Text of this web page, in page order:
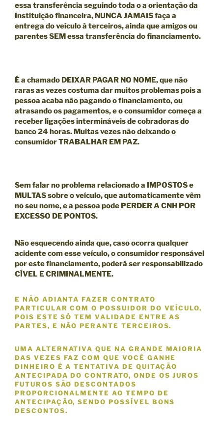
essa transferência seguindo toda o a orientação da
Instituição financeira, NUNCA JAMAIS faça a
entrega do veículo à terceiros, ainda que amigos ou
parentes SEM essa transferência do financiamento.
É a chamado DEIXAR PAGAR NO NOME,que não
raras as vezes costuma dar muitos problemas pois a
pessoa acaba não pagando o financiamento, ou
atrasando os pagamentos, e o consumidor começa a
receber ligações intermináveis de cobradoras do
banco 24 horas. Muitas vezes não deixando o
consumidor TRABALHAR EM PAZ.
Sem falar no problema relacionado a IMPOSTOS e
MULTAS sobre o veículo, que automaticamente vêm
no seu nome, e a pessoa pode PERDER A CNH POR
EXCESSO DE PONTOS.
Não esquecendo ainda que, caso ocorra qualquer
acidente com esse veículo, o consumidor responsável
por este financiamento, poderá ser responsabilizado
CÍVEL E CRIMINALMENTE.
E NÃO ADIANTA FAZER CONTRATO
PARTICULAR COM O POSSUIDOR DO VEÍCULO,
POIS ESTE SÓ TEM VALIDADE ENTRE AS
PARTES, E NÃO PERANTE TERCEIROS.
UMA ALTERNATIVA QUE NA GRANDE MAIORIA
DAS VEZES FAZ COM QUE VOCÊ GANHE
DINHEIRO É A TENTATIVA DE QUITAÇÃO
ANTECIPADA DO CONTRATO, ONDE OS JUROS
FUTUROS SÃO DESCONTADOS
PROPORCIONALMENTE AO TEMPO DE
ANTECIPAÇÃO, SENDO POSSÍVEL BONS
DESCONTOS.